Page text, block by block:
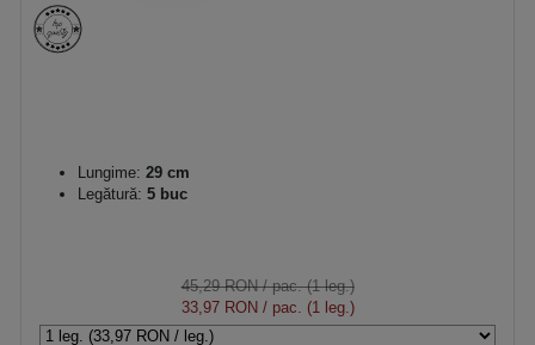
Lungime: 29 cm
Legătură: 5 buc
45,29 RON/ pac. (1 leg.)
33,97 RON / pac. (1 leg.)